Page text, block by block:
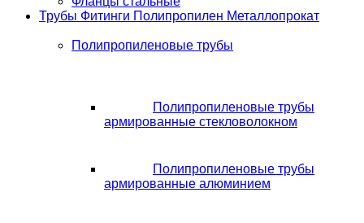
Трубы Фитинги Полипропилен Металлопрокат
Полипропиленовые трубы
Полипропиленовые трубы
армированные стекловолокном
Полипропиленовые трубы
армированные алюминием